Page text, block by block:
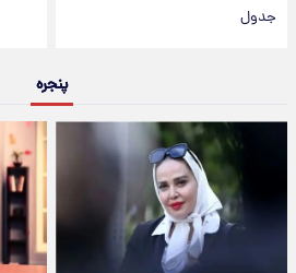
جدول
پنجره